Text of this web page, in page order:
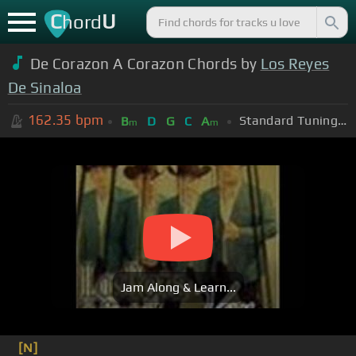
ChordU
De Corazon A Corazon Chords by Los Reyes
De Sinaloa
162.35 bpm Bm D G C Am Standard Tuning (EADGBE)
Jam Along & Learn...
[N]